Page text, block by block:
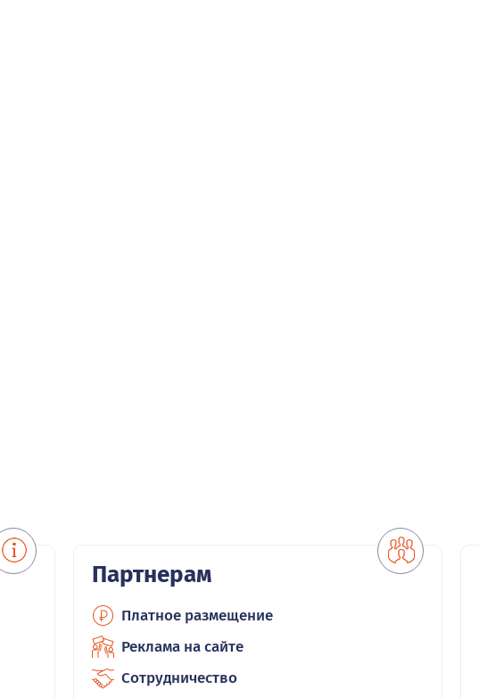
Партнерам
Платное размещение
Реклама на сайте
Сотрудничество